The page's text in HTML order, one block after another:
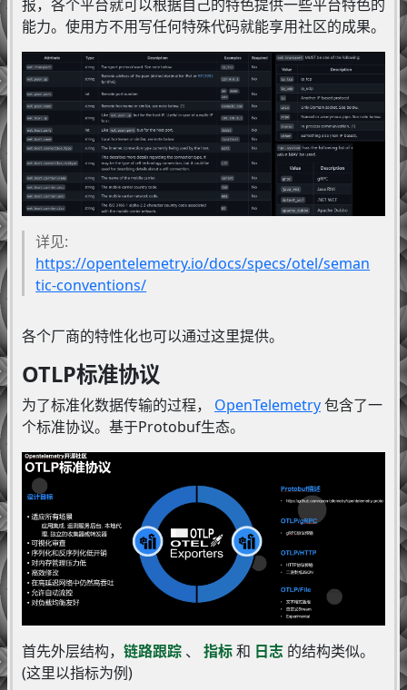
报，各个平台就可以根据自己的特色提供一些平台特色的
能力。使用方不用写任何特殊代码就能享用社区的成果。
详见:
https://opentelemetry.io/docs/specs/otel/seman
tic-conventions/
各个厂商的特性化也可以通过这里提供。
OTLP标准协议
为了标准化数据传输的过程， OpenTelemetry包含了一
个标准协议。基于Protobuf生态。
首先外层结构， 链路跟踪、 指标和 日志的结构类似。
(这里以指标为例)